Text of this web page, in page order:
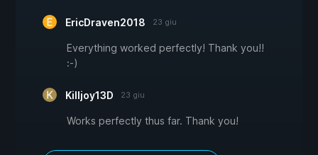
EricDraven2018 23 giu
Everything worked perfectly! Thank you!!
:-)
Killjoy13D 23 giu
Works perfectly thus far. Thank you!